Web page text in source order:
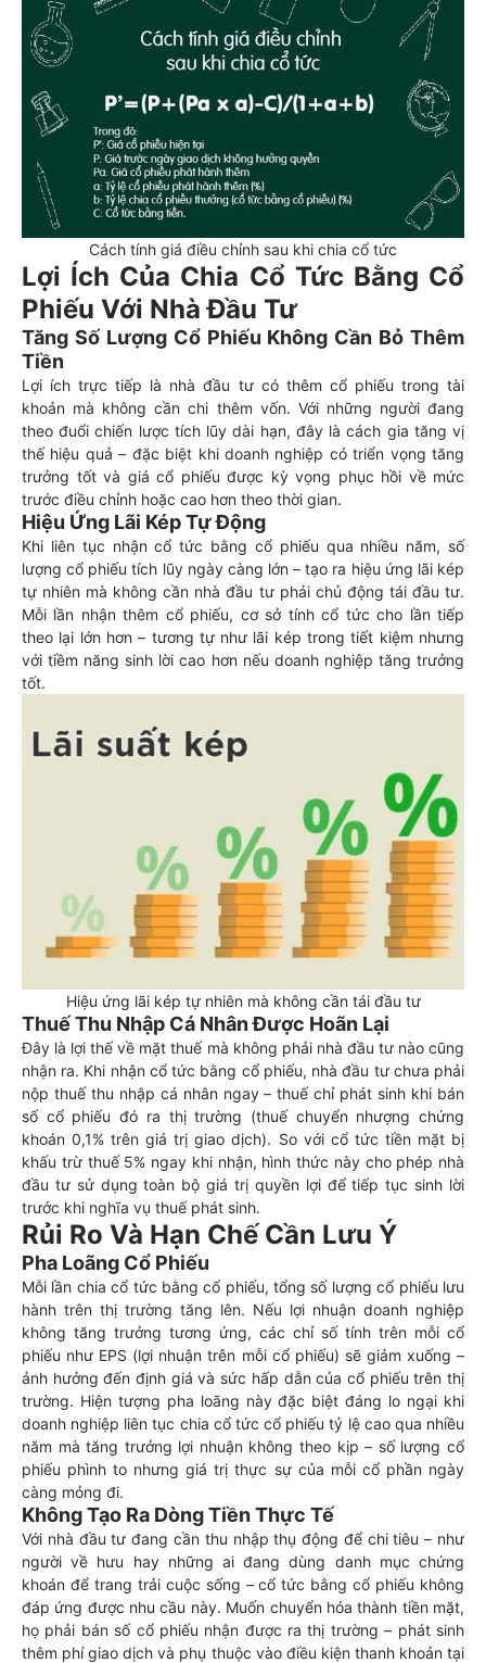
Cách tính giá điều chỉnh sau khi chia cổ tức
Lợi Ích Của Chia Cổ Tức Bằng Cổ
Phiếu Với Nhà Đầu Tư
Tăng Số Lượng Cổ Phiếu Không Cần Bỏ Thêm
Tiền
Lợi ích trực tiếp là nhà đầu tư có thêm cổ phiếu trong tài
khoản mà không cần chi thêm vốn. Với những người đang
theo đuổi chiến lược tích lũy dài hạn, đây là cách gia tăng vị
thế hiệu quả – đặc biệt khi doanh nghiệp có triển vọng tăng
trưởng tốt và giá cổ phiếu được kỳ vọng phục hồi về mức
trước điều chỉnh hoặc cao hơn theo thời gian.
Hiệu Ứng Lãi Kép Tự Động
Khi liên tục nhận cổ tức bằng cổ phiếu qua nhiều năm, số
lượng cổ phiếu tích lũy ngày càng lớn – tạo ra hiệu ứng lãi kép
tự nhiên mà không cần nhà đầu tư phải chủ động tái đầu tư.
Mỗi lần nhận thêm cổ phiếu, cơ sở tính cổ tức cho lần tiếp
theo lại lớn hơn – tương tự như lãi kép trong tiết kiệm nhưng
với tiềm năng sinh lời cao hơn nếu doanh nghiệp tăng trưởng
tốt.
Hiệu ứng lãi kép tự nhiên mà không cần tái đầu tư
Thuế Thu Nhập Cá Nhân Được Hoãn Lại
Đây là lợi thế về mặt thuế mà không phải nhà đầu tư nào cũng
nhận ra. Khi nhận cổ tức bằng cổ phiếu, nhà đầu tư chưa phải
nộp thuế thu nhập cá nhân ngay – thuế chỉ phát sinh khi bán
số cổ phiếu đó ra thị trường (thuế chuyển nhượng chứng
khoán 0,1% trên giá trị giao dịch). So với cổ tức tiền mặt bị
khấu trừ thuế 5% ngay khi nhận, hình thức này cho phép nhà
đầu tư sử dụng toàn bộ giá trị quyền lợi để tiếp tục sinh lời
trước khi nghĩa vụ thuế phát sinh.
Rủi Ro Và Hạn Chế Cần Lưu Ý
Pha Loãng Cổ Phiếu
Mỗi lần chia cổ tức bằng cổ phiếu, tổng số lượng cổ phiếu lưu
hành trên thị trường tăng lên. Nếu lợi nhuận doanh nghiệp
không tăng trưởng tương ứng, các chỉ số tính trên mỗi cổ
phiếu như EPS (lợi nhuận trên mỗi cổ phiếu) sẽ giảm xuống –
ảnh hưởng đến định giá và sức hấp dẫn của cổ phiếu trên thị
trường. Hiện tượng pha loãng này đặc biệt đáng lo ngại khi
doanh nghiệp liên tục chia cổ tức cổ phiếu tỷ lệ cao qua nhiều
năm mà tăng trưởng lợi nhuận không theo kịp – số lượng cổ
phiếu phình to nhưng giá trị thực sự của mỗi cổ phần ngày
càng mỏng đi.
Không Tạo Ra Dòng Tiền Thực Tế
Với nhà đầu tư đang cần thu nhập thụ động để chi tiêu – như
người về hưu hay những ai đang dùng danh mục chứng
khoán để trang trải cuộc sống – cổ tức bằng cổ phiếu không
đáp ứng được nhu cầu này. Muốn chuyển hóa thành tiền mặt,
họ phải bán số cổ phiếu nhận được ra thị trường – phát sinh
thêm phí giao dịch và phụ thuộc vào điều kiện thanh khoản tại